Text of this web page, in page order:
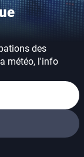
des
météo, l'info